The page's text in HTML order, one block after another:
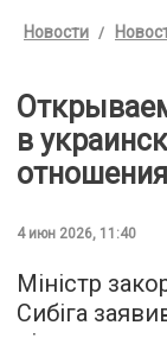
Новости
в
4 июн 2026, 11:40
Міністр
Сибіга